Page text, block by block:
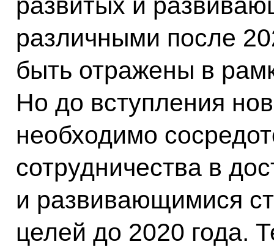
развитых и
различными после
быть отражены в
Но до вступления
необходимо
сотрудничества в
и развивающимися
целей до 2020 года.